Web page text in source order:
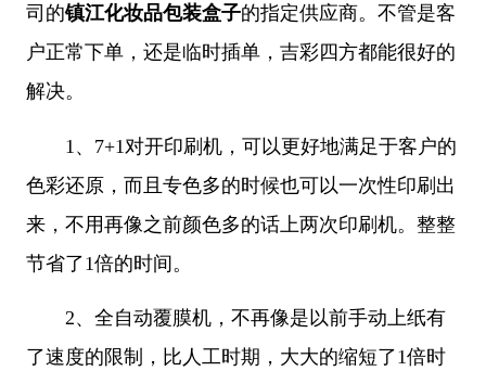
司的镇江化妆品包装盒子的指定供应商。不管是客
户正常下单，还是临时插单，吉彩四方都能很好的
解决。
1、 7+1对开印刷机，可以更好地满足于客户的
色彩还原，而且专色多的时候也可以一次性印刷出
来，不用再像之前颜色多的话上两次印刷机。整整
节省了1倍的时间。
2、 全自动覆膜机，不再像是以前手动上纸有
了速度的限制，比人工时期，大大的缩短了1倍时